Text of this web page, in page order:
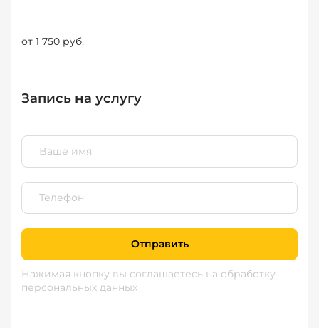
от 1 750 руб.
Запись на услугу
Отправить
Нажимая кнопку вы соглашаетесь на обработку
персональных данных